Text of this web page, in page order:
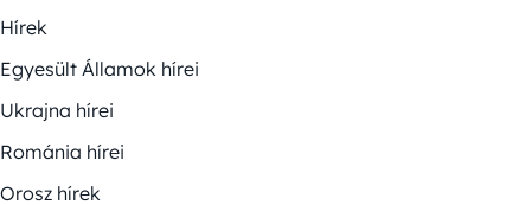
Hírek
Egyesült Államok hírei
Ukrajna hírei
Románia hírei
Orosz hírek